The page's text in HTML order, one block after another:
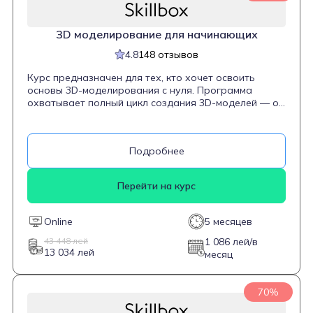
3D моделирова­ние для начинаю­щих
4.8148 отзывов
Курс предназначен для тех, кто хочет освоить
основы 3D-моделирования с нуля. Программа
охватывает полный цикл создания 3D-моделей — от
добавлять им реалистичности с помощью деталей,
работать с текстурами и освещением, а также
создавать анимацию и рендеринг. Курс включает
выпускникам начать карьеру в сфере игр, кино или
на фрилансе.
Подробнее
Перейти на курс
Online 5 месяцев
43 448 лей
13 034 лей
1 086 лей/в
месяц
70%